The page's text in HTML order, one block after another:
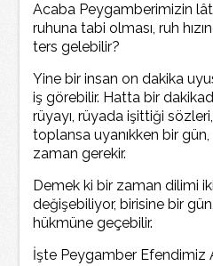
Acaba Peygamberimizin
ruhuna tabi olması, ruh
ters gelebilir?
Yine bir insan on dakika
iş görebilir. Hatta bir
rüyayı, rüyada işittiği
toplansa uyanıkken bir
zaman gerekir.
Demek ki bir zaman dilimi
değişebiliyor, birisine bir
hükmüne geçebilir.
İşte Peygamber Efendimiz